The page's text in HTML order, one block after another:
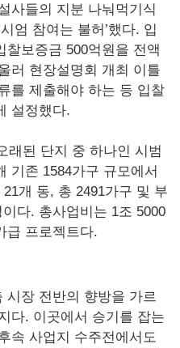
사들의 지분 나눠먹기식
엄 참여는 불허’했다. 입
찰보증금 500억원을 전액
러 현장설명회 개최 이틀
를 제출해야 하는 등 입찰
설정했다.
래된 단지 중 하나인 시범
기존 1584가구 규모에서
개 동, 총 2491가구 및 부
다. 총사업비는 1조 5000
급 프로젝트다.
시장 전반의 향방을 가르
다. 이곳에서 승기를 잡는
속 사업지 수주전에서도